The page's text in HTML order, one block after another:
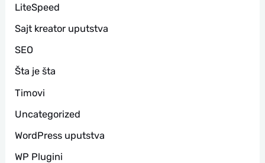
LiteSpeed
Sajt kreator uputstva
SEO
Šta je šta
Timovi
Uncategorized
WordPress uputstva
WP Plugini